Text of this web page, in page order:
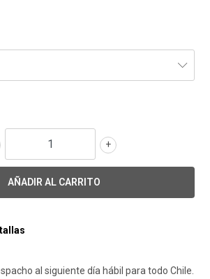
+
al siguiente día hábil para todo Chile.